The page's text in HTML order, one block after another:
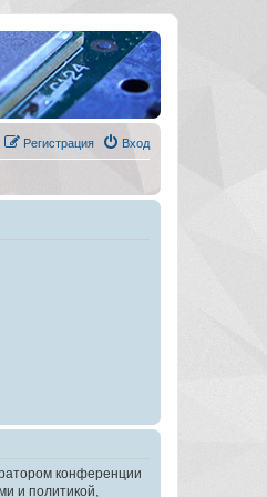
Вход
Регистрация
конференции
и политикой,